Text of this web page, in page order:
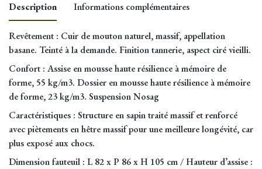
Description Informations complémentaires
Revêtement: Cuir de mouton naturel, massif, appellation
basane. Teinté à la demande. Finition tannerie, aspect ciré vieilli.
Confort: Assise en mousse haute résilience à mémoire de
forme, 55 kg/m3. Dossier en mousse haute résilience à mémoire
de forme, 23 kg/m3. Suspension Nosag
Caractéristiques : Structure en sapin traité massif et renforcé
avec piètements en hêtre massif pour une meilleure longévité, car
plus exposé aux chocs.
Dimension fauteuil : L 82 x P 86 x H 105 cm / Hauteur d’assise :
Coloris Patine
Antiquaire
Antique, Bourbon, Brique, Brun, Châtaigne,
Havane, Marony, Marron, Noir, Rouge,
Tabac, Vert